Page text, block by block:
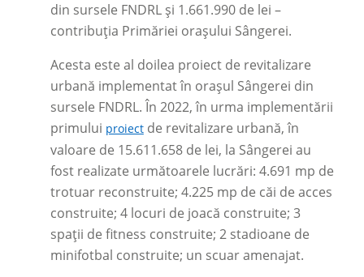
din sursele FNDRL și 1.661.990 de lei –
contribuția Primăriei orașului Sângerei.
Acesta este al doilea proiect de revitalizare
urbană implementat în orașul Sângerei din
sursele FNDRL. În 2022, în urma implementării
primului proiectde revitalizare urbană, în
valoare de 15.611.658 de lei, la Sângerei au
fost realizate următoarele lucrări: 4.691 mp de
trotuar reconstruite; 4.225 mp de căi de acces
construite; 4 locuri de joacă construite; 3
spații de fitness construite; 2 stadioane de
minifotbal construite; un scuar amenajat.